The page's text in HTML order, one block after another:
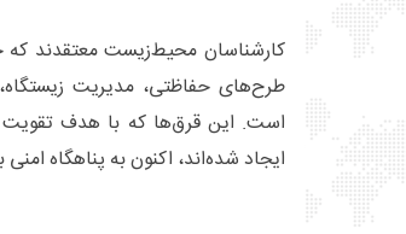
کارشناسان محیط‌زیست معتقدند که
طرح‌های حفاظتی، مدیریت
است. این قرق‌ها که با هدف
ایجاد شده‌اند، اکنون به پناهگاه